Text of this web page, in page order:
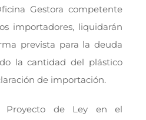
Gestora competente
importadores, liquidarán
prevista para la deuda
la cantidad del plástico
de importación.
Proyecto de Ley en el